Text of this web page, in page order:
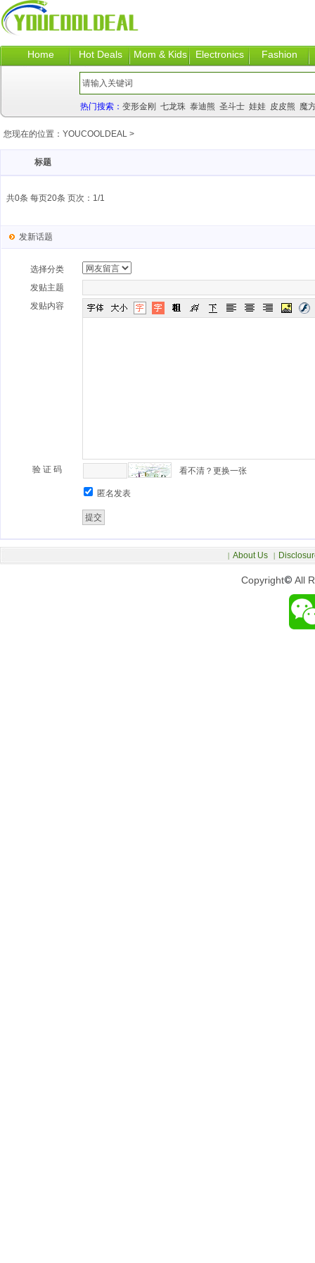
Home Hot Deals Mom & Kids Electronics Fashion
热门搜索： 变形金刚 七龙珠 泰迪熊 圣斗士 娃娃 皮皮熊 魔
您现在的位置： YOUCOOLDEAL >
标题
共0条 每页20条 页次：1/1
发新话题
选择分类
发贴主题
发贴内容
验 证 码 看不清？更换一张
匿名发表
Copyright© All
| About Us |